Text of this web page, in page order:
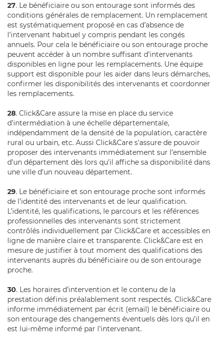
27. Le bénéficiaire ou son entourage sont informés des
conditions générales de remplacement. Un remplacement
est systématiquement proposé en cas d’absence de
l’intervenant habituel y compris pendant les congés
annuels. Pour cela le bénéficiaire ou son entourage proche
peuvent accéder à un nombre suffisant d’intervenants
disponibles en ligne pour les remplacements. Une équipe
support est disponible pour les aider dans leurs démarches,
confirmer les disponibilités des intervenants et coordonner
les remplacements.
28. Click&Care assure la mise en place du service
d’intermédiation à une échelle départementale,
indépendamment de la densité de la population, caractère
rural ou urbain, etc. Aussi Click&Care s'assure de pouvoir
proposer des intervenants immédiatement sur l’ensemble
d’un département dès lors qu’il affiche sa disponibilité dans
une ville d’un nouveau département.
29. Le bénéficiaire et son entourage proche sont informés
de l’identité des intervenants et de leur qualification.
L’identité, les qualifications, le parcours et les références
professionnelles des intervenants sont strictement
contrôlés individuellement par Click&Care et accessibles en
ligne de manière claire et transparente. Click&Care est en
mesure de justifier à tout moment des qualifications des
intervenants auprès du bénéficiaire ou de son entourage
proche.
30. Les horaires d’intervention et le contenu de la
prestation définis préalablement sont respectés. Click&Care
informe immédiatement par écrit (email) le bénéficiaire ou
son entourage des changements éventuels dès lors qu’il en
est lui-même informé par l’intervenant.